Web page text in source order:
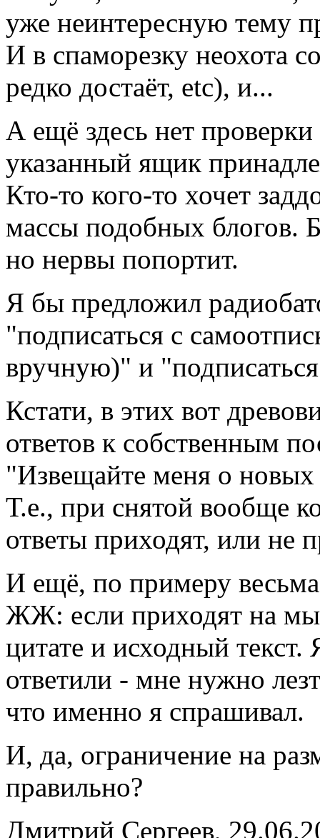
уже неинтересную тему
И в спаморезку неохота
редко достаёт, etc), и...
А ещё здесь нет
указанный ящик
Кто-то кого-то хочет
массы подобных блогов.
но нервы попортит.
Я бы предложил
"подписаться с
вручную)" и
Кстати, в этих вот
ответов к собственным
"Извещайте меня о новых
Т.е., при снятой вообще
ответы приходят, или не
И ещё, по примеру
ЖЖ: если приходят на
цитате и исходный
ответили - мне нужно
что именно я спрашивал.
И, да, ограничение на
правильно?
Дмитрий Сергеев,